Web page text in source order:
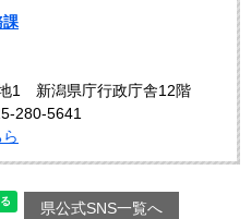
1 新潟県庁行政庁舎12階
280-5641
県公式SNS一覧へ